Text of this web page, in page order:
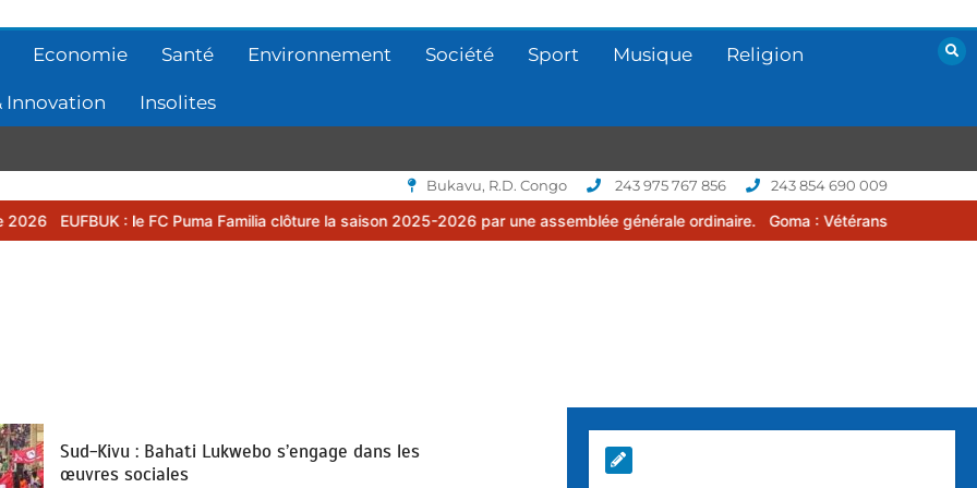
Economie Santé Environnement Société Sport Musique Religion
Innovation Insolites
Bukavu, R.D. Congo 243 975 767 856 243 854 690 009
: le FC Puma Familia clôture la saison 2025-2026 par une assemblée générale ordinaire. Goma : Vétérans Cup 2026 -2027, une
Sud-Kivu : Bahati Lukwebo s’engage dans les
œuvres sociales